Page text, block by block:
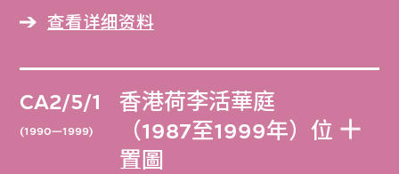
查看详细资料
CA2/5/1
(1990—1999)
香港荷李活華庭
（1987至1999年）位
置圖